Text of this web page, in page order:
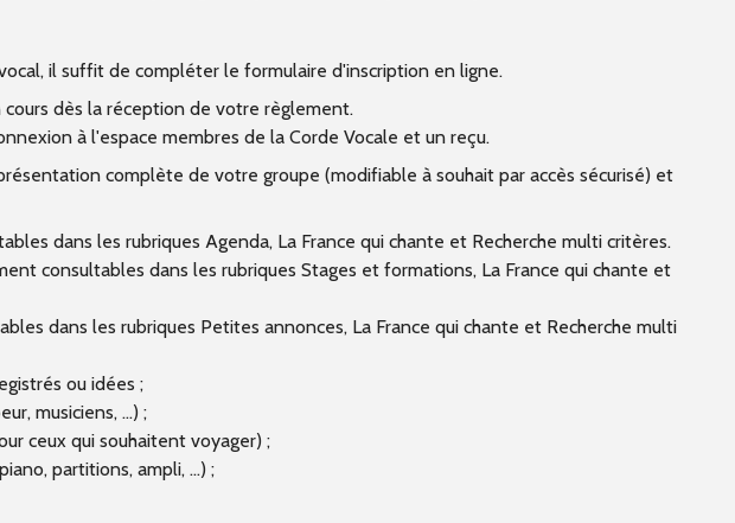
il suffit de compléter le formulaire d'inscription en ligne.
dès la réception de votre règlement.
à l'espace membres de la Corde Vocale et un reçu.
complète de votre groupe (modifiable à souhait par accès sécurisé) et
dans les rubriques Agenda, La France qui chante et Recherche multi critères.
consultables dans les rubriques Stages et formations, La France qui chante et
dans les rubriques Petites annonces, La France qui chante et Recherche multi
ou idées ;
musiciens, ...) ;
ceux qui souhaitent voyager) ;
partitions, ampli, ...) ;